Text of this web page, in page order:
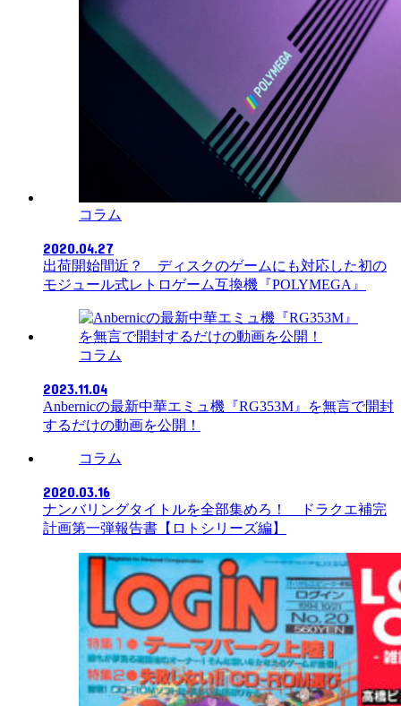
コラム
2020.04.27
出荷開始間近？ ディスクのゲームにも対応した初の
モジュール式レトロゲーム互換機『POLYMEGA』
コラム
2023.11.04
Anbernicの最新中華エミュ機『RG353M』を無言で開封
するだけの動画を公開！
コラム
2020.03.16
ナンバリングタイトルを全部集めろ！ ドラクエ補完
計画第一弾報告書【ロトシリーズ編】